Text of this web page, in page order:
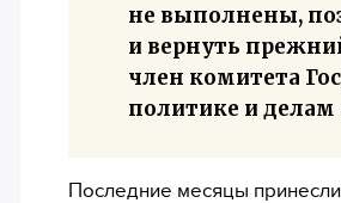
не выполнены,
и вернуть
член комитета
политике и делам
Последние месяцы